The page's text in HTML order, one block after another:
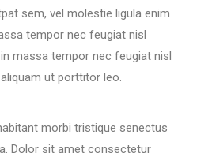
sem, vel molestie ligula enim
tempor nec feugiat nisl
massa tempor nec feugiat nisl
ut porttitor leo.
morbi tristique senectus
Dolor sit amet consectetur